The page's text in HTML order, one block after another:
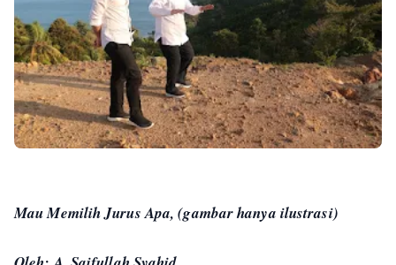
Mau Memilih Jurus Apa, (gambar hanya ilustrasi)